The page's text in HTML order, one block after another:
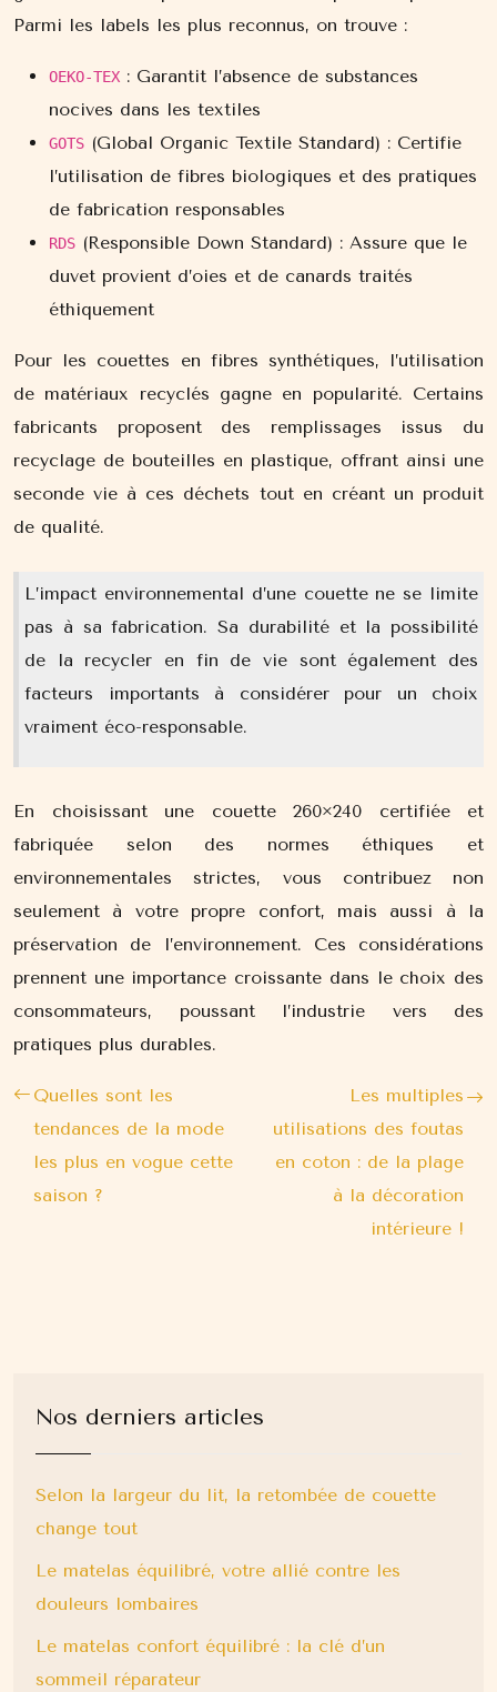
Parmi les labels les plus reconnus, on trouve :
OEKO-TEX : Garantit l’absence de substances
nocives dans les textiles
GOTS (Global Organic Textile Standard) : Certifie
l’utilisation de fibres biologiques et des pratiques
de fabrication responsables
RDS (Responsible Down Standard) : Assure que le
duvet provient d’oies et de canards traités
éthiquement
Pour les couettes en fibres synthétiques, l’utilisation
de matériaux recyclés gagne en popularité. Certains
fabricants proposent des remplissages issus du
recyclage de bouteilles en plastique, offrant ainsi une
seconde vie à ces déchets tout en créant un produit
de qualité.
L’impact environnemental d’une couette ne se limite
pas à sa fabrication. Sa durabilité et la possibilité
de la recycler en fin de vie sont également des
facteurs importants à considérer pour un choix
vraiment éco-responsable.
En choisissant une couette 260×240 certifiée et
fabriquée selon des normes éthiques et
environnementales strictes, vous contribuez non
seulement à votre propre confort, mais aussi à la
préservation de l’environnement. Ces considérations
prennent une importance croissante dans le choix des
consommateurs, poussant l’industrie vers des
pratiques plus durables.
Quelles sont les
tendances de la mode
les plus en vogue cette
saison ?
Les multiples
utilisations des foutas
en coton : de la plage
à la décoration
intérieure !
Nos derniers articles
Selon la largeur du lit, la retombée de couette
change tout
Le matelas équilibré, votre allié contre les
douleurs lombaires
Le matelas confort équilibré : la clé d’un
sommeil réparateur